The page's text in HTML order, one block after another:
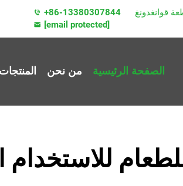
+86-13380307844
[email protected]
الصفحة الرئيسية من نحن المنتجات
للاستخدام